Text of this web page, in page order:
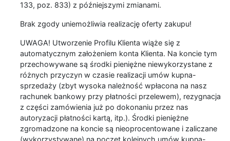
133, poz. 833) z późniejszymi zmianami.
Brak zgody uniemożliwia realizację oferty zakupu!
UWAGA! Utworzenie Profilu Klienta wiąże się z
automatycznym założeniem konta Klienta. Na koncie tym
przechowywane są środki pieniężne niewykorzystane z
różnych przyczyn w czasie realizacji umów kupna-
sprzedaży (zbyt wysoka należność wpłacona na nasz
rachunek bankowy przy płatności przelewem), rezygnacja
z części zamówienia już po dokonaniu przez nas
autoryzacji płatności kartą, itp.). Środki pieniężne
zgromadzone na koncie są nieoprocentowane i zaliczane